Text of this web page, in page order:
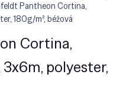
Pantheon Cortina,
180g/m², béžová
Cortina,
polyester,